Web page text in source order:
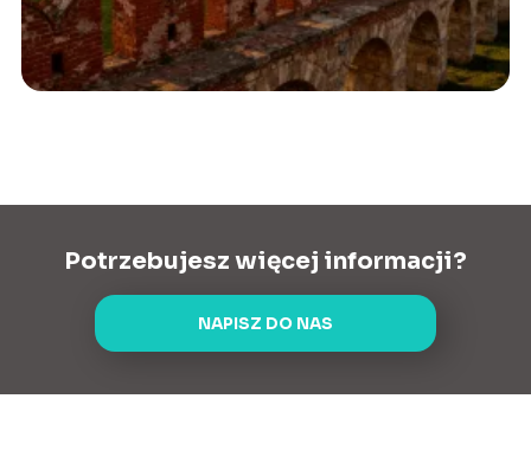
Potrzebujesz więcej informacji?
NAPISZ DO NAS